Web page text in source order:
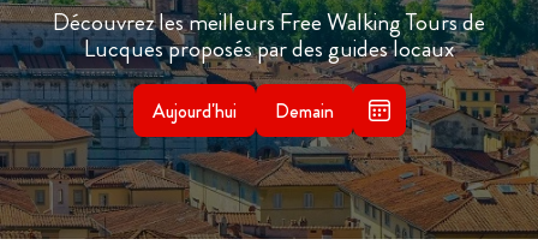
Découvrez les meilleurs Free Walking Tours de
Lucques proposés par des guides locaux
Aujourd'hui Demain